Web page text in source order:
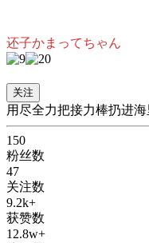
还子かまってちゃん
关注
用尽全力把接力棒扔进
150
粉丝数
47
关注数
9.2k+
获赞数
12.8w+